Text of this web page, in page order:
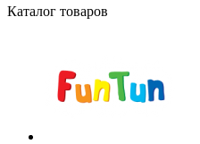
Каталог товаров